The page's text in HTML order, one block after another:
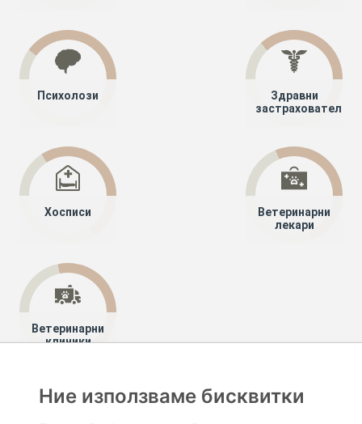
Психолози
Здравни
застрахователи
Хосписи
Ветеринарни
лекари
Ветеринарни
клиники
Специалисти
Ние използваме бисквитки